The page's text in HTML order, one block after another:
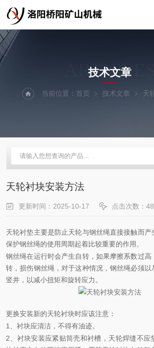
ARTICLES
技术文章
当前位置： 首页 技术文章 天
天轮衬块安装方法
更新时间：2025-10-17 点击次数：
天轮衬垫主要是防止天轮与钢丝绳直接接触而
保护钢丝绳的使用周期起着比较重要的作用。
钢丝绳在运行时会产生自转，如果摩擦系数过高
转，损伤钢丝绳，对于这种情况，钢丝绳必须以
竖井，以减小扭矩和旋转应力。
更换安装新的天轮衬块时应该注意：
1、衬块应清洁，不得有油迹。
2、衬块安装应紧贴筒壳和衬槽，天轮焊缝不应